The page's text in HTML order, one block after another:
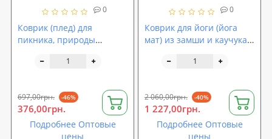
0
Коврик (плед) для
пикника, природы
130х150см Stenson
697,00грн. -46%
376,00грн.
Подробнее Оптовые
цены
0
Коврик для йоги (йога
мат) из замши и каучука
мультицвет (FI-5662-19)
2 060,00грн. -40%
1 227,00грн.
Подробнее Оптовые
цены